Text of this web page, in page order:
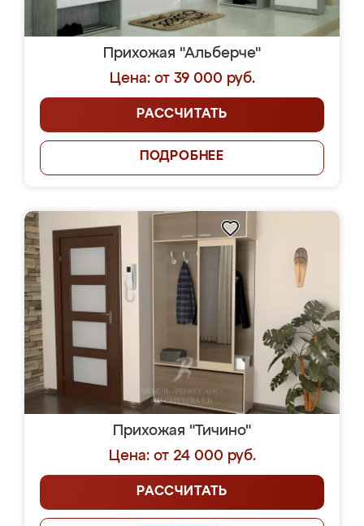
Прихожая "Альберче"
Цена: от 39 000 руб.
РАССЧИТАТЬ
ПОДРОБНЕЕ
Прихожая "Тичино"
Цена: от 24 000 руб.
РАССЧИТАТЬ